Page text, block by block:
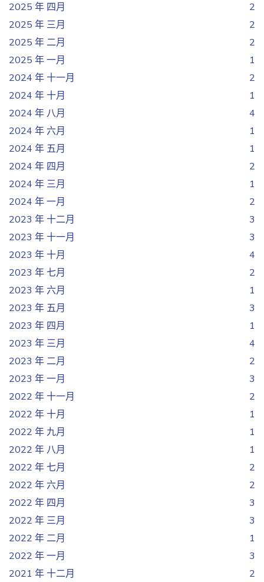
2025 年 四月
2
2025 年 三月
2
2025 年 二月
2
2025 年 一月
1
2024 年 十一月
2
2024 年 十月
1
2024 年 八月
4
2024 年 六月
1
2024 年 五月
1
2024 年 四月
2
2024 年 三月
1
2024 年 一月
2
2023 年 十二月
3
2023 年 十一月
3
2023 年 十月
4
2023 年 七月
2
2023 年 六月
1
2023 年 五月
3
2023 年 四月
1
2023 年 三月
4
2023 年 二月
2
2023 年 一月
3
2022 年 十一月
2
2022 年 十月
1
2022 年 九月
1
2022 年 八月
1
2022 年 七月
2
2022 年 六月
2
2022 年 四月
3
2022 年 三月
3
2022 年 二月
1
2022 年 一月
3
2021 年 十二月
2